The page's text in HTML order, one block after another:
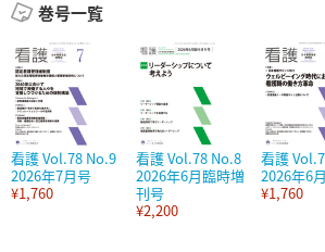
巻号一覧
看護 Vol.78 No.9
2026年7月号
¥1,760
看護 Vol.78 No.8
2026年6月臨時増
刊号
¥2,200
看護
2026年6
¥1,760